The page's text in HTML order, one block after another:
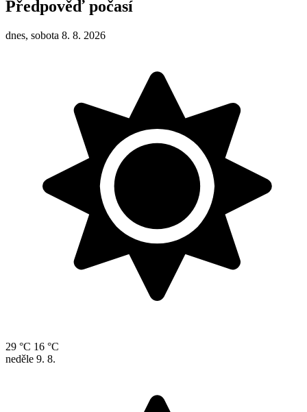
Předpověď počasí
dnes, sobota 8. 8. 2026
29 °C 16 °C
neděle 9. 8.